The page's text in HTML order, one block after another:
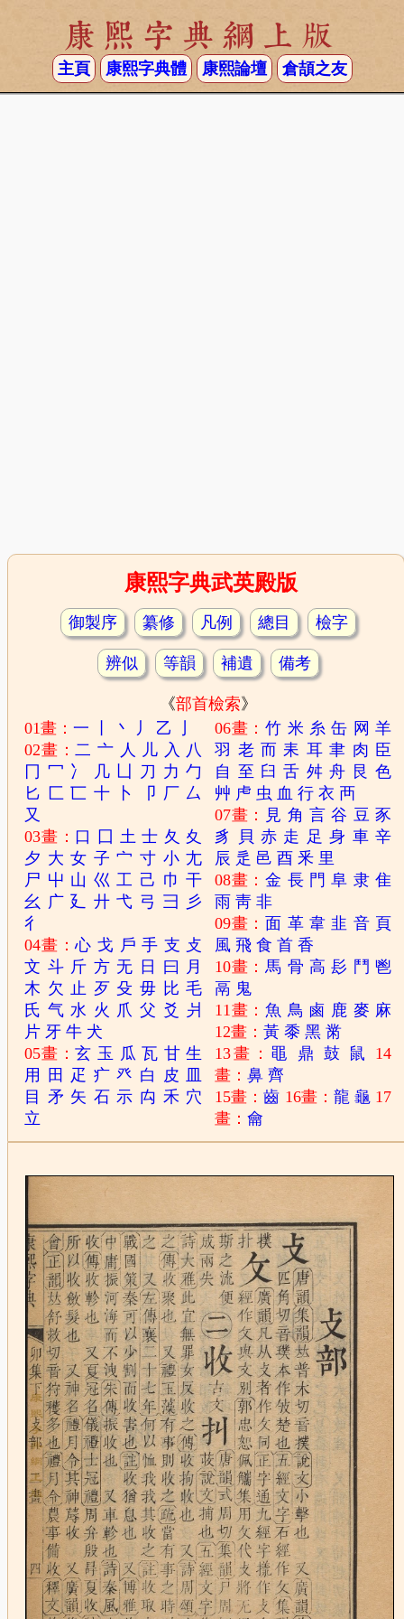
康熙字典網上版
主頁 康熙字典體 康熙論壇 倉頡之友
康熙字典武英殿版
御製序 纂修 凡例 總目 檢字
辨似 等韻 補遺 備考
《部首檢索》
01畫：一 丶 丿 乙
02畫：二 亠 人 儿 入 八
冂 冖 冫 几 凵 刀 力 勹
匕 匚 匸 十 卜 卩 厂 厶
又
03畫： 口 囗 土 士 夂 夊
夕 大 女 子 宀 寸 小 尢
尸 屮 山 巛 工 己 巾 干
幺 广 廴 廾 弋 弓 彐
彡
彳
04畫：心 戈 戶 手 支 攴
文 斗 斤 方 无 日 曰 月
木 欠 止 歹 殳 毋 比 毛
氏 气 水 火 爪 父 爻 爿
片 牙 牛 犬
05畫：玄 玉 瓜 瓦 甘 生
用
田 疋 疒 癶 白 皮
目
矛 矢 石 示 禸 禾 穴
立
06畫：竹 米 糸 缶 网 羊
羽 老 而 耒 耳 聿 肉 臣
自 至 臼 舌 舛 舟 艮 色
艸 虍 虫 血 行 衣 襾
07畫： 見 角 言 谷 豆 豕
豸
貝 赤 走 足 身 車 辛
辰 辵 邑 酉 釆 里
08畫：金 長 門 阜 隶 隹
雨 靑 非
09畫： 面 革 韋 韭 音 頁
風 飛 食 首 香
10畫：馬 骨 高 髟 鬥 鬯
鬲 鬼
11畫：魚 鳥 鹵 鹿 麥 麻
12畫：黃 黍 黑 黹
13畫： 黽 鼎 鼓 鼠
14
畫：鼻 齊
15畫：齒 16畫： 龍 龜 17
畫：龠